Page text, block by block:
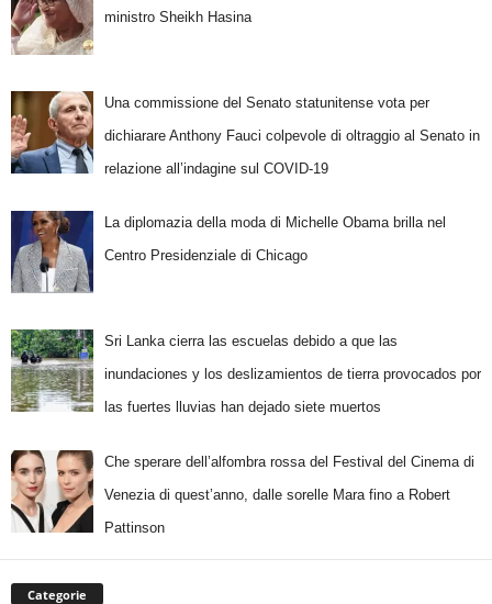
ministro Sheikh Hasina
Una commissione del Senato statunitense vota per
dichiarare Anthony Fauci colpevole di oltraggio al Senato in
relazione all’indagine sul COVID-19
La diplomazia della moda di Michelle Obama brilla nel
Centro Presidenziale di Chicago
Sri Lanka cierra las escuelas debido a que las
inundaciones y los deslizamientos de tierra provocados por
las fuertes lluvias han dejado siete muertos
Che sperare dell’alfombra rossa del Festival del Cinema di
Venezia di quest’anno, dalle sorelle Mara fino a Robert
Pattinson
Categorie